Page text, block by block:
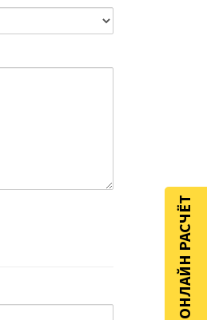
ОНЛАЙН РАСЧЁТ